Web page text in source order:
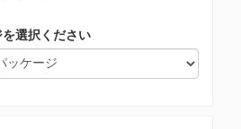
選択ください